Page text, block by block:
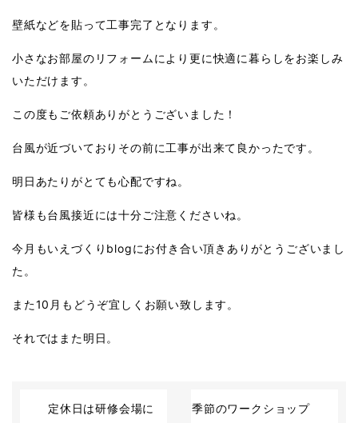
壁紙などを貼って工事完了となります。
小さなお部屋のリフォームにより更に快適に暮らしをお楽しみ
いただけます。
この度もご依頼ありがとうございました！
台風が近づいておりその前に工事が出来て良かったです。
明日あたりがとても心配ですね。
皆様も台風接近には十分ご注意くださいね。
今月もいえづくりblogにお付き合い頂きありがとうございまし
た。
また10月もどうぞ宜しくお願い致します。
それではまた明日。
定休日は研修会場に
季節のワークショップ